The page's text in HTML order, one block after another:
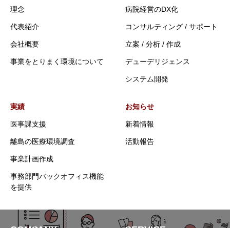
理念
代表紹介
会社概要
事業をとりまく環境について
病院経営のDX化
コンサルティング / サポート
立案 / 分析 / 作成
デューデリジェンス
システム開発
実績
医事課支援
離島の医療環境調査
事業計画作成
事務部門バックオフィス機能
を提供
お知らせ
新着情報
活動報告